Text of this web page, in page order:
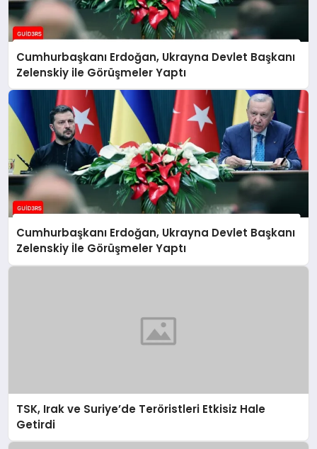
Cumhurbaşkanı Erdoğan, Ukrayna Devlet Başkanı
Zelenskiy ile Görüşmeler Yaptı
Cumhurbaşkanı Erdoğan, Ukrayna Devlet Başkanı
Zelenskiy İle Görüşmeler Yaptı
TSK, Irak ve Suriye’de Teröristleri Etkisiz Hale
Getirdi